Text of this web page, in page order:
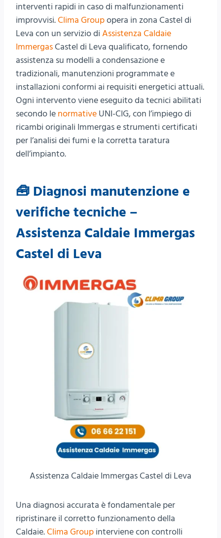
interventi rapidi in caso di malfunzionamenti
improvvisi.Clima Groupopera in zona Castel di
Leva con un servizio di Assistenza Caldaie
Immergas Castel di Leva qualificato, fornendo
assistenza su modelli a condensazione e
tradizionali, manutenzioni programmate e
installazioni conformi ai requisiti energetici attuali.
Ogni intervento viene eseguito da tecnici abilitati
secondo le normative UNI-CIG, con l’impiego di
ricambi originali Immergas e strumenti certificati
per l’analisi dei fumi e la corretta taratura
dell’impianto.
🧰 Diagnosi manutenzione e
verifiche tecniche –
Assistenza Caldaie Immergas
Castel di Leva
Assistenza Caldaie Immergas Castel di Leva
Una diagnosi accurata è fondamentale per
ripristinare il corretto funzionamento della
Caldaie.Clima Group interviene con controlli